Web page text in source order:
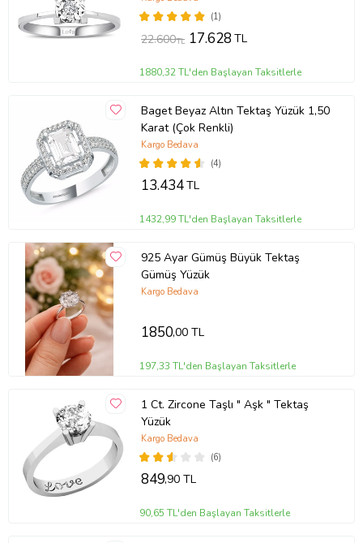
(1)
22.600TL 17.628TL
1880,32 TL'den Başlayan Taksitlerle
Baget Beyaz Altın Tektaş Yüzük 1,50
Karat (Çok Renkli)
(4)
Kargo Bedava
13.434TL
1432,99 TL'den Başlayan Taksitlerle
925 Ayar Gümüş Büyük Tektaş
Gümüş Yüzük
Kargo Bedava
1850,00 TL
197,33 TL'den Başlayan Taksitlerle
1 Ct. Zircone Taşlı " Aşk " Tektaş
Yüzük
(6)
Kargo Bedava
849,90 TL
90,65 TL'den Başlayan Taksitlerle